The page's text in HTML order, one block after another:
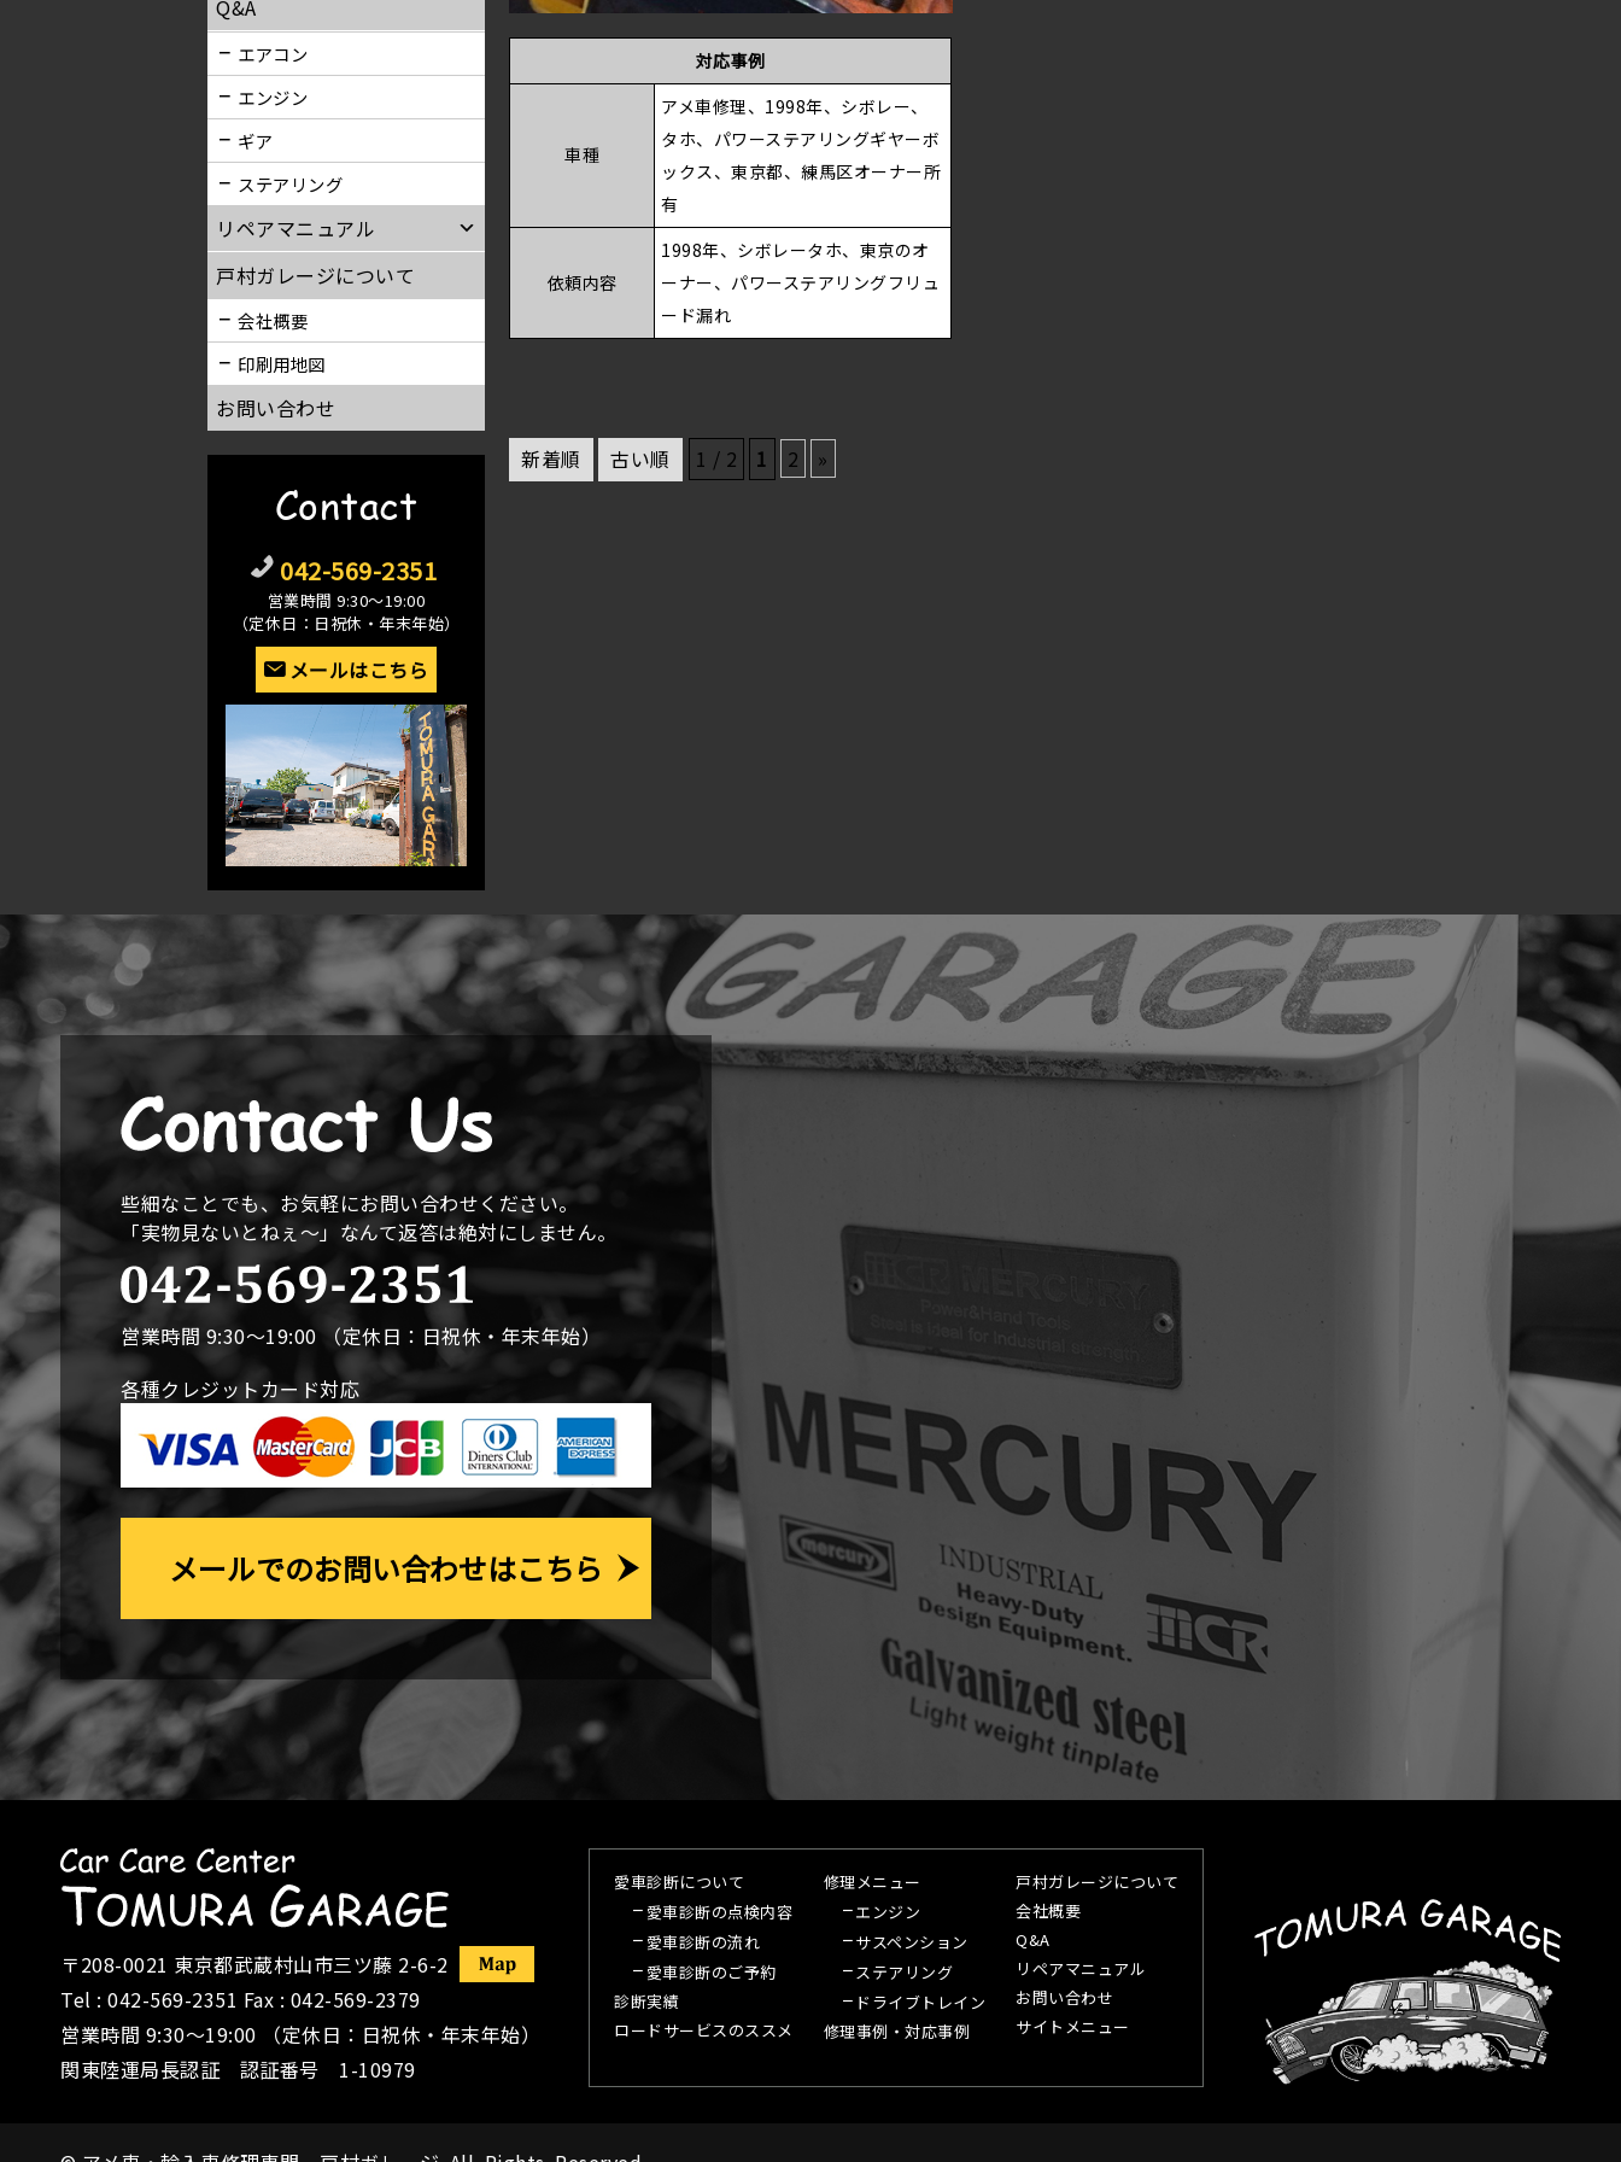
対応事例
車種
アメ車修理、1998年、シボレー、
タホ、パワーステアリングギヤーボ
ックス、東京都、練馬区オーナー所
有
依頼内容
1998年、シボレータホ、東京のオ
ーナー、パワーステアリングフリュ
ード漏れ
新着順 古い順 1 / 2 1 2 »
Q&A
エアコン
エンジン
ギア
ステアリング
リペアマニュアル
戸村ガレージについて
会社概要
印刷用地図
お問い合わせ
Contact
042-569-2351
営業時間 9:30〜19:00
（定休日：日祝休・年末年始）
メールはこちら
些細なことでも、お気軽にお問い合わせください。
「実物見ないとねぇ〜」なんて返答は絶対にしません。
営業時間 9:30〜19:00 （定休日：日祝休・年末年始）
各種クレジットカード対応
メールでのお問い合わせはこちら
〒208-0021 東京都武蔵村山市三ツ藤 2-6-2
Tel : 042-569-2351 Fax : 042-569-2379
営業時間 9:30〜19:00 （定休日：日祝休・年末年始）
関東陸運局長認証 認証番号 1-10979
愛車診断について
愛車診断の点検内容
愛車診断の流れ
愛車診断のご予約
診断実績
ロードサービスのススメ
修理メニュー
エンジン
サスペンション
ステアリング
ドライブトレイン
修理事例・対応事例
戸村ガレージについて
会社概要
Q&A
リペアマニュアル
お問い合わせ
サイトメニュー